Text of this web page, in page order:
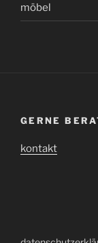
möbel
GERNE
kontakt